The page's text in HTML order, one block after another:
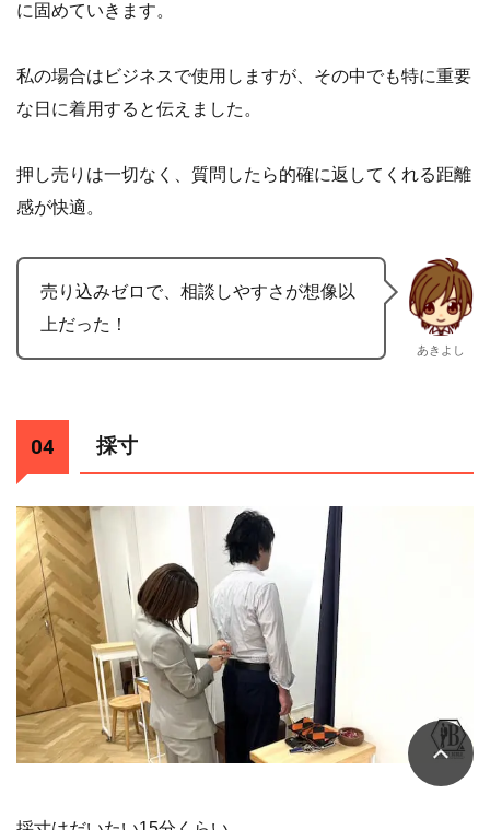
に固めていきます。
私の場合はビジネスで使用しますが、その中でも特に重要
な日に着用すると伝えました。
押し売りは一切なく、質問したら的確に返してくれる距離
感が快適。
売り込みゼロで、相談しやすさが想像以
上だった！
あきよし
採寸